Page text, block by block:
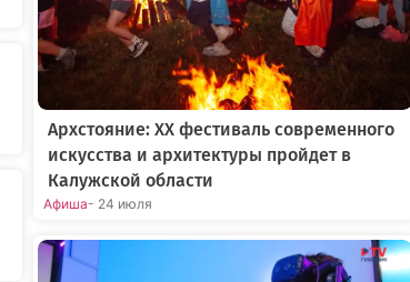
Архстояние: XX фестиваль современного
искусства и архитектуры пройдет в
Калужской области
Афиша- 24 июля